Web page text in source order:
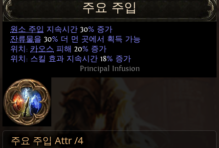
주요 주입
원소 주입 지속시간 30% 증가
잔류물을 30% 더 먼 곳에서 획득 가능
위치: 카오스 피해 20% 증가
위치: 스킬 효과 지속시간 18% 증가
Principal Infusion
주요 주입 Attr /4